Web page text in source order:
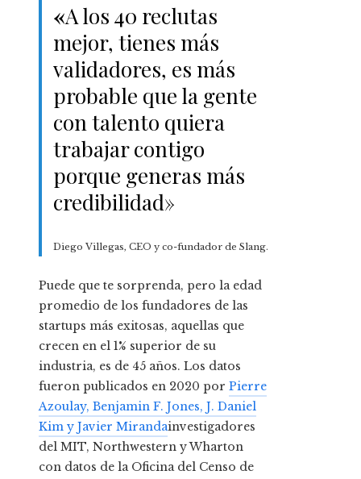
«A los 40 reclutas
mejor, tienes más
validadores, es más
probable que la gente
con talento quiera
trabajar contigo
porque generas más
credibilidad»
Diego Villegas, CEO y co-fundador de Slang.
Puede que te sorprenda, pero la edad
promedio de los fundadores de las
startups más exitosas, aquellas que
crecen en el 1% superior de su
industria, es de 45 años. Los datos
fueron publicados en 2020 por Pierre
Azoulay, Benjamin F. Jones, J. Daniel
Kim y Javier Mirandainvestigadores
del MIT, Northwestern y Wharton
con datos de la Oficina del Censo de